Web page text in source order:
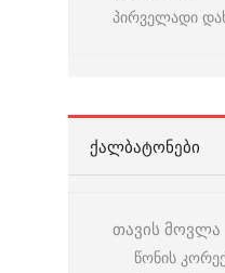
პირველადი
ᲥᲐᲚᲑᲐᲢᲝᲜᲔᲑᲘ
თავის მოვლა
წონის